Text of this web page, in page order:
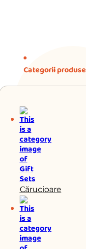
Categorii produse
Cărucioare